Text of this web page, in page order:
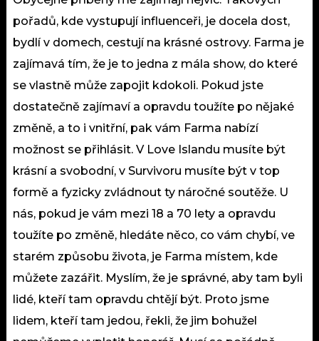
pořadů, kde vystupují influenceři, je docela dost,
bydlí v domech, cestují na krásné ostrovy. Farma je
zajímavá tím, že je to jedna z mála show, do které
se vlastně může zapojit kdokoli. Pokud jste
dostatečně zajímaví a opravdu toužíte po nějaké
změně, a to i vnitřní, pak vám Farma nabízí
možnost se přihlásit. V Love Islandu musíte být
krásní a svobodní, v Survivoru musíte být v top
formě a fyzicky zvládnout ty náročné soutěže. U
nás, pokud je vám mezi 18 a 70 lety a opravdu
toužíte po změně, hledáte něco, co vám chybí, ve
starém způsobu života, je Farma místem, kde
můžete zazářit. Myslím, že je správné, aby tam byli
lidé, kteří tam opravdu chtějí být. Proto jsme
lidem, kteří tam jedou, řekli, že jim bohužel